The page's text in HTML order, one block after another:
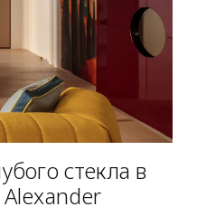
стекла в